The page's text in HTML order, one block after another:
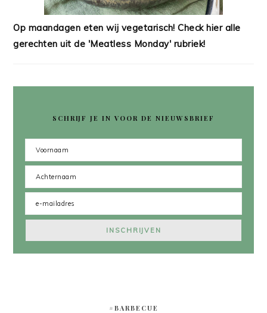
Op maandagen eten wij vegetarisch! Check hier alle
gerechten uit de 'Meatless Monday' rubriek!
SCHRIJF JE IN VOOR DE NIEUWSBRIEF
#BARBECUE